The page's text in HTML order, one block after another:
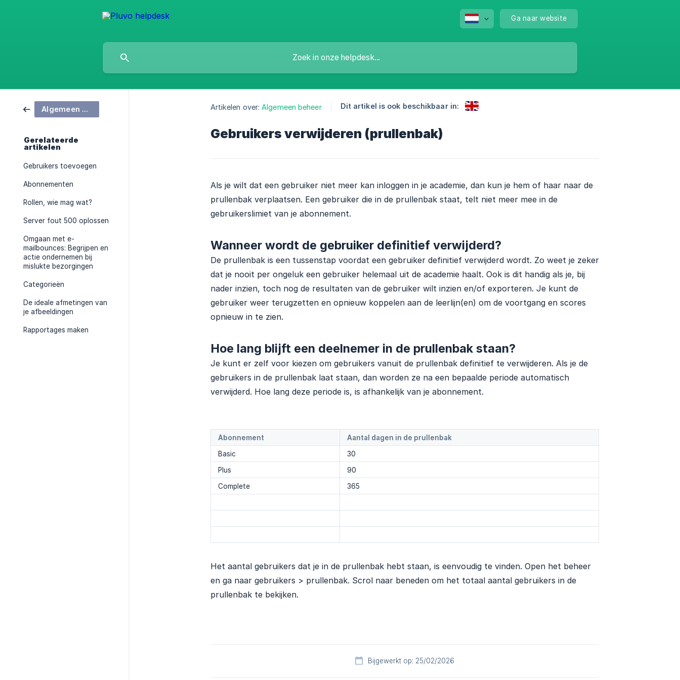
Ga naar website
Algemeen beheer
Gerelateerde
artikelen
Gebruikers toevoegen
Abonnementen
Rollen, wie mag wat?
Server fout 500 oplossen
Omgaan met e-
mailbounces: Begrijpen en
actie ondernemen bij
mislukte bezorgingen
Categorieën
De ideale afmetingen van
je afbeeldingen
Rapportages maken
Artikelen over: Algemeen beheer Dit artikel is ook beschikbaar in:
Gebruikers verwijderen (prullenbak)
Als je wilt dat een gebruiker niet meer kan inloggen in je academie, dan kun je hem of haar naar de
prullenbak verplaatsen. Een gebruiker die in de prullenbak staat, telt niet meer mee in de
gebruikerslimiet van je abonnement.
Wanneer wordt de gebruiker definitief verwijderd?
De prullenbak is een tussenstap voordat een gebruiker definitief verwijderd wordt. Zo weet je zeker
dat je nooit per ongeluk een gebruiker helemaal uit de academie haalt. Ook is dit handig als je, bij
nader inzien, toch nog de resultaten van de gebruiker wilt inzien en/of exporteren. Je kunt de
gebruiker weer terugzetten en opnieuw koppelen aan de leerlijn(en) om de voortgang en scores
opnieuw in te zien.
Hoe lang blijft een deelnemer in de prullenbak staan?
Je kunt er zelf voor kiezen om gebruikers vanuit de prullenbak definitief te verwijderen. Als je de
gebruikers in de prullenbak laat staan, dan worden ze na een bepaalde periode automatisch
verwijderd. Hoe lang deze periode is, is afhankelijk van je abonnement.
Abonnement
Aantal dagen in de prullenbak
Basic
30
Plus
90
Complete
365
Het aantal gebruikers dat je in de prullenbak hebt staan, is eenvoudig te vinden. Open het beheer
en ga naar gebruikers > prullenbak. Scrol naar beneden om het totaal aantal gebruikers in de
prullenbak te bekijken.
Bijgewerkt op: 25/02/2026